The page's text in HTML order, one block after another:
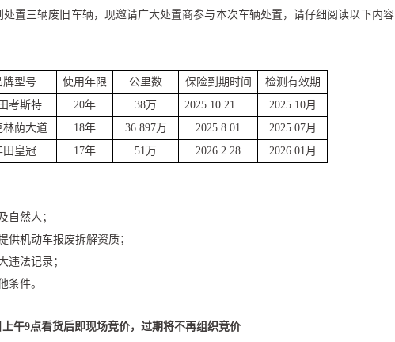
处置三辆废旧车辆 ，现邀请广大处置商参与本次车辆处置，请仔细阅读以下内
牌型号 使用年限 公里数 保险到 期 时间
检测有效期
考斯特 20年 38万 2025.10.21 2025.10月
林荫大道 18年 36.897万 2025.8.01 2025.07月
田皇冠 17年 51 万 2026.2.28 2026.01月
自然人 ；
供机动车报废拆解资质；
违法记录；
条件。
上午9点看货后即现场竞价，过期将不再组织竞价